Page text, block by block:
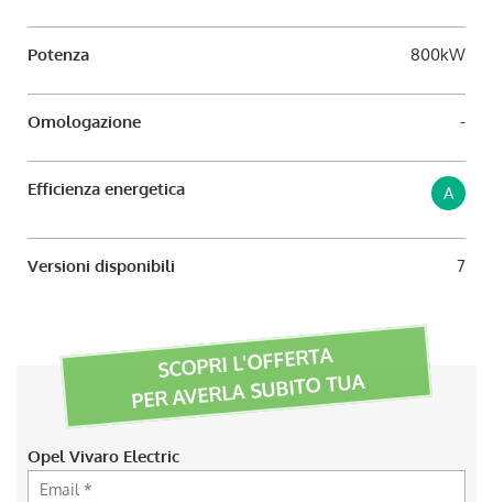
Potenza 800kW
Omologazione -
Efficienza energetica A
Versioni disponibili 7
SCOPRI L'OFFERTA
PER AVERLA SUBITO TUA
Opel Vivaro Electric